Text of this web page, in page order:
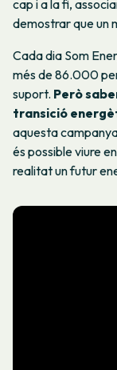
cap i a la fi,
demostrar que un
Cada dia Som
més de 86.000
suport. Però
transició
aquesta
és possible viure
realitat un futur